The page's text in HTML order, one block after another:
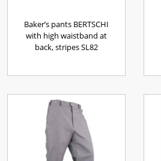
Baker’s pants BERTSCHI
with high waistband at
back, stripes SL82